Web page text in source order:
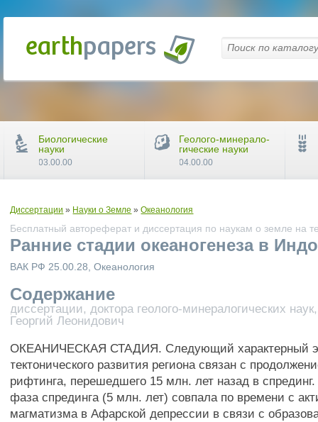
Диссертации » Науки о Земле »Океанология
Бесплатный автореферат и диссертация по наукам о земле на
Ранние стадии океаногенеза в
ВАК РФ 25.00.28, Океанология
Содержание
диссертации, доктора геолого-минералогических
Георгий Леонидович
ОКЕАНИЧЕСКАЯ СТАДИЯ. Следующий характерный
тектонического развития региона связан с
рифтинга, перешедшего 15 млн. лет назад в спрединг.
фаза спрединга (5 млн. лет) совпала по времени с
магматизма в Афарской депрессии в связи с
Биологические
науки
03.00.00
Геолого-минерало-
гические науки
04.00.00